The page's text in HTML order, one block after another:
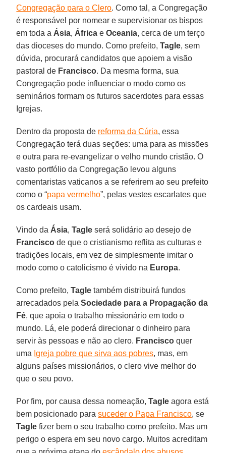
Congregação para o Clero. Como tal, a Congregação
é responsável por nomear e supervisionar os bispos
em toda a Ásia, África eOceania, cerca de um terço
das dioceses do mundo. Como prefeito,Tagle, sem
dúvida, procurará candidatos que apoiem a visão
pastoral de Francisco. Da mesma forma, sua
Congregação pode influenciar o modo como os
seminários formam os futuros sacerdotes para essas
Igrejas.
Dentro da proposta de reforma da Cúria, essa
Congregação terá duas seções: uma para as missões
e outra para re-evangelizar o velho mundo cristão. O
vasto portfólio da Congregação levou alguns
comentaristas vaticanos a se referirem ao seu prefeito
como o “papa vermelho”, pelas vestes escarlates que
os cardeais usam.
Vindo da Ásia,Tagle será solidário ao desejo de
Francisco de que o cristianismo reflita as culturas e
tradições locais, em vez de simplesmente imitar o
modo como o catolicismo é vivido na Europa.
Como prefeito,Tagle também distribuirá fundos
arrecadados pelaSociedade para a Propagação da
Fé, que apoia o trabalho missionário em todo o
mundo. Lá, ele poderá direcionar o dinheiro para
servir às pessoas e não ao clero. Francisco quer
uma Igreja pobre que sirva aos pobres, mas, em
alguns países missionários, o clero vive melhor do
que o seu povo.
Por fim, por causa dessa nomeação,Tagle agora está
bem posicionado parasuceder o Papa Francisco, se
Tagle fizer bem o seu trabalho como prefeito. Mas um
perigo o espera em seu novo cargo. Muitos acreditam